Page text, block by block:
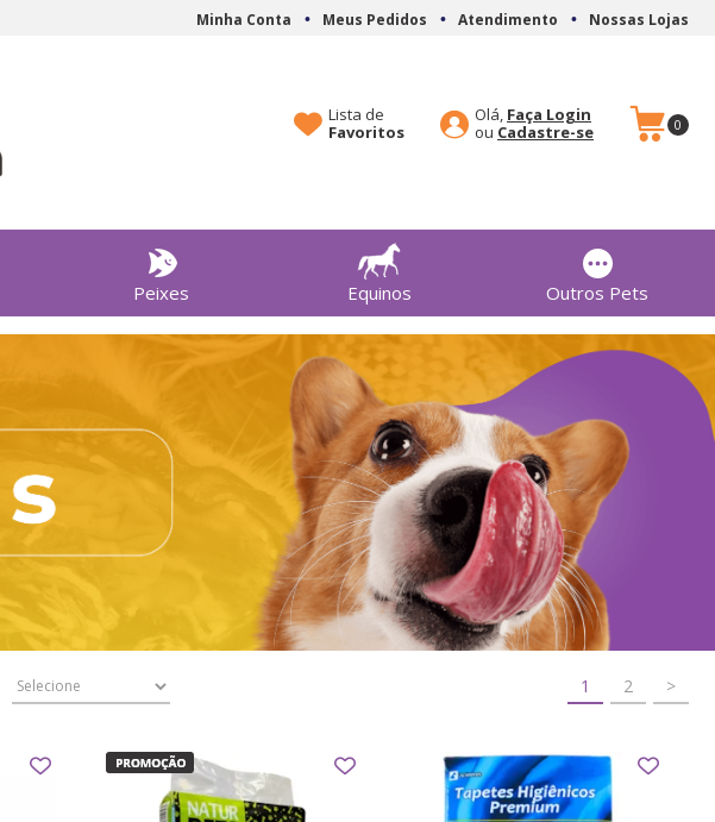
Minha Conta Meus Pedidos Atendimento Nossas Lojas
0
Olá, Faça Login
Cadastre-se
Lista de
Favoritos
Peixes Equinos Outros Pets
1 2 >